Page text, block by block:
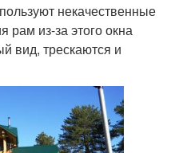
некачественные
рам из-за этого окна
вид, трескаются и